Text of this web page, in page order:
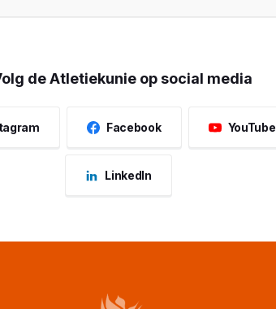
de Atletiekunie op social media
Facebook YouTube
LinkedIn